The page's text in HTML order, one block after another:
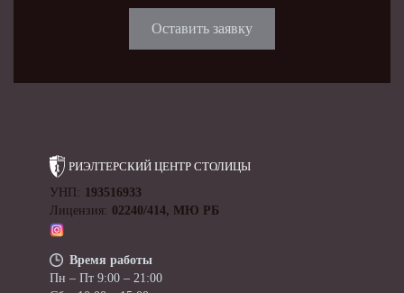
Оставить заявку
РИЭЛТЕРСКИЙ ЦЕНТР СТОЛИЦЫ
УНП: 193516933
Лицензия: 02240/414, МЮ РБ
Время работы
Пн – Пт 9:00 – 21:00